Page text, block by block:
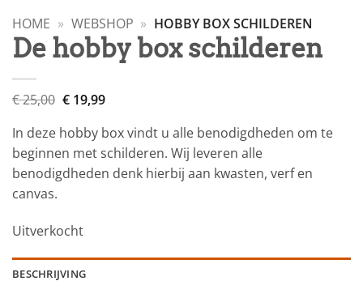
HOME » WEBSHOP » HOBBY BOX SCHILDEREN
De hobby box schilderen
€25,00 Oorspronkelijke
prijs
was:
€ 25,00.
€19,99Huidige
€ 19,99.
In deze hobby box vindt u alle benodigdheden om te
beginnen met schilderen. Wij leveren alle
benodigdheden denk hierbij aan kwasten, verf en
canvas.
Uitverkocht
BESCHRIJVING